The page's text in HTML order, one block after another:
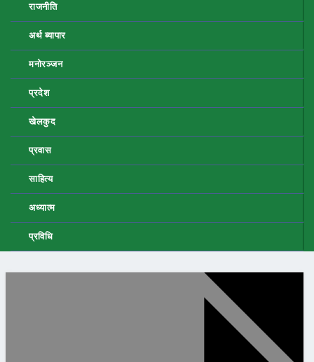
राजनीति
अर्थ ब्यापार
मनोरञ्जन
प्रदेश
खेलकुद
प्रवास
साहित्य
अध्यात्म
प्रविधि